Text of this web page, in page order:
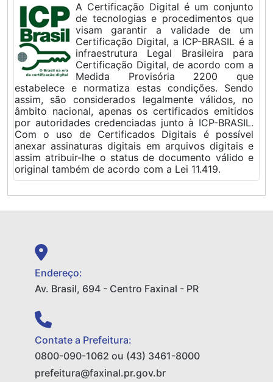
A Certificação Digital é um conjunto
de tecnologias e procedimentos que
visam garantir a validade de um
Certificação Digital, a ICP-BRASIL é a
infraestrutura Legal Brasileira para
Certificação Digital, de acordo com a
Medida Provisória 2200 que
estabelece e normatiza estas condições. Sendo
assim, são considerados legalmente válidos, no
âmbito nacional, apenas os certificados emitidos
por autoridades credenciadas junto à ICP-BRASIL.
Com o uso de Certificados Digitais é possível
anexar assinaturas digitais em arquivos digitais e
assim atribuir-lhe o status de documento válido e
original também de acordo com a Lei 11.419.
Endereço:
Av. Brasil, 694 - Centro Faxinal - PR
Contate a Prefeitura:
0800-090-1062 ou (43) 3461-8000
prefeitura@faxinal.pr.gov.br